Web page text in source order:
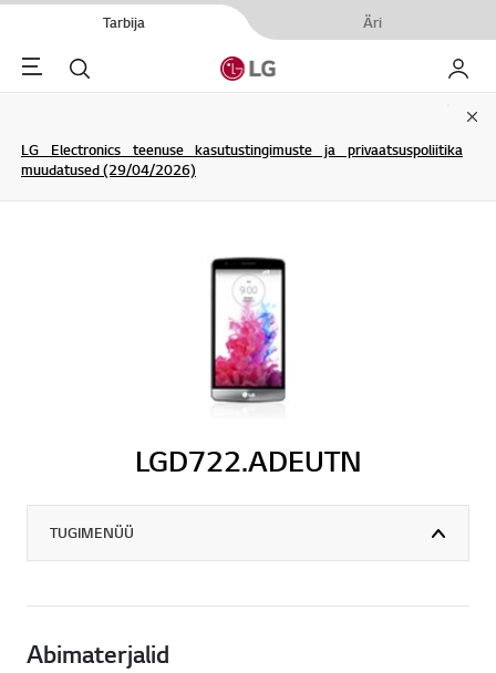
Tarbija Äri
Menu Otsi Minu
LG Electronics teenuse kasutustingimuste ja privaatsuspoliitika
muudatused (29/04/2026)
LGD722.ADEUTN
TUGIMENÜÜ
Abimaterjalid